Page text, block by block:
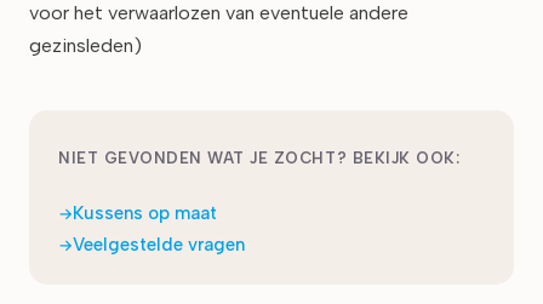
voor het verwaarlozen van eventuele andere
gezinsleden)
NIET GEVONDEN WAT JE ZOCHT? BEKIJK OOK:
Kussens op maat
Veelgestelde vragen